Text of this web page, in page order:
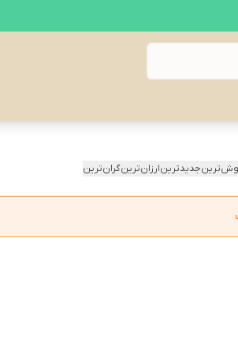
جدیدترینارزان‌ترینگران‌ترین